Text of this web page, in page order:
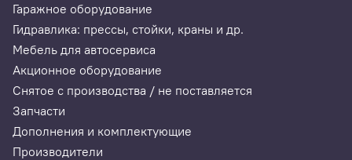
Гаражное оборудование
Гидравлика: прессы, стойки, краны и др.
Мебель для автосервиса
Акционное оборудование
Снятое с производства / не поставляется
Запчасти
Дополнения и комплектующие
Производители